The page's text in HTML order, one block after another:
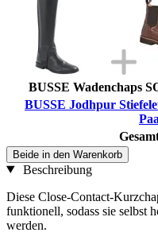
BUSSE Wadenchaps
BUSSE Jodhpur
Beide in den Warenkorb
Beschreibung
Diese Close-Contact-
funktionell, sodass sie selbst
werden.